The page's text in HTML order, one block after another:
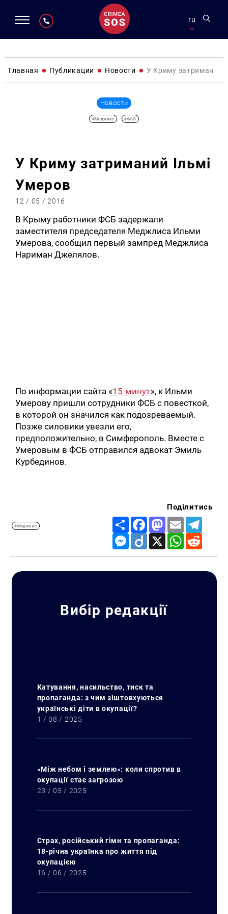
ru
Главная Публикации Новости У Криму затриманий
Новости
#Меджлис #ФСБ
У Криму затриманий Ільмі
Умеров
12 / 05 / 2016
В Крыму работники ФСБ задержали
заместителя председателя Меджлиса Ильми
Умерова, сообщил первый зампред Меджлиса
Нариман Джелялов.
По информации сайта «15 минут», к Ильми
Умерову пришли сотрудники ФСБ с повесткой,
в которой он значился как подозреваемый.
Позже силовики увезли его,
предположительно, в Симферополь. Вместе с
Умеровым в ФСБ отправился адвокат Эмиль
Курбединов.
#Меджлис
Поділитись
Share FacebookMastodon
Email
Messenger
Diigo X WhatsApp
Вибір редакції
Катування, насильство, тиск та
пропаганда: з чим зіштовхуються
українські діти в окупації?
1 / 08 / 2025
«Між небом і землею»: коли спротив в
окупації стає загрозою
23 / 05 / 2025
Страх, російський гімн та пропаганда:
18-річна українка про життя під
окупацією
16 / 06 / 2025